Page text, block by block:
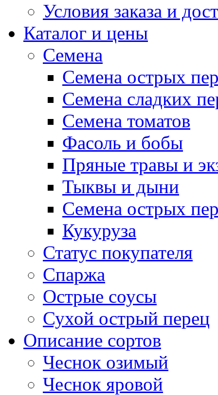
Условия заказа и
Каталог и цены
Семена
Семена острых
Семена сладких
Семена томатов
Фасоль и бобы
Пряные травы и
Тыквы и дыни
Семена острых
Кукуруза
Статус покупателя
Спаржа
Острые соусы
Сухой острый перец
Описание сортов
Чеснок озимый
Чеснок яровой